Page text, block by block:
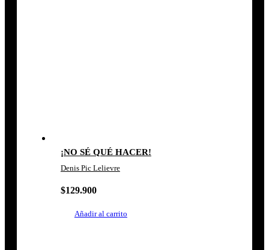
¡NO SÉ QUÉ HACER!
Denis Pic Lelievre
$129.900
Añadir al carrito